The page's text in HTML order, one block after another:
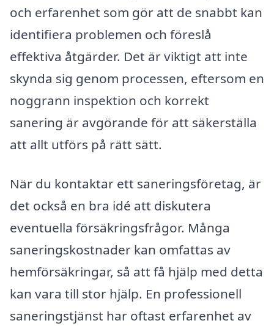
och erfarenhet som gör att de snabbt kan
identifiera problemen och föreslå
effektiva åtgärder. Det är viktigt att inte
skynda sig genom processen, eftersom en
noggrann inspektion och korrekt
sanering är avgörande för att säkerställa
att allt utförs på rätt sätt.
När du kontaktar ett saneringsföretag, är
det också en bra idé att diskutera
eventuella försäkringsfrågor. Många
saneringskostnader kan omfattas av
hemförsäkringar, så att få hjälp med detta
kan vara till stor hjälp. En professionell
saneringstjänst har oftast erfarenhet av